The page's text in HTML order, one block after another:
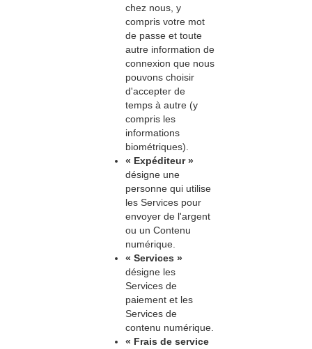
chez nous, y
compris votre mot
de passe et toute
autre information de
connexion que nous
pouvons choisir
d'accepter de
temps à autre (y
compris les
informations
biométriques).
« Expéditeur »
désigne une
personne qui utilise
les Services pour
envoyer de l'argent
ou un Contenu
numérique.
« Services »
désigne les
Services de
paiement et les
Services de
contenu numérique.
« Frais de service